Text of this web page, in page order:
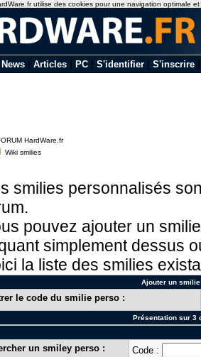
News Articles PC S'identifier S'inscrire
HardWare.fr
Wiki smilies
smilies personnalisés
pouvez ajouter un
simplement dessus
la liste des smilies
Ajouter un
le code du smilie perso :
Présentation sur 3
un smiley perso : Code :
utilise des cookies pour une navigation optimale